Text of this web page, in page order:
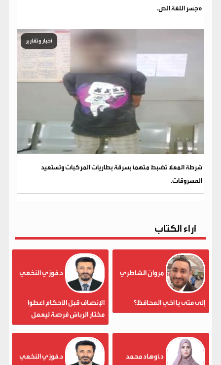
«جسر اللغة الص.
أخبار وتقارير
شرطة المعلا تضبط متهماً بسرقة بطاريات المركبات وتستعيد
المسروقات.
آراء الكتاب
مروان الشاطري
إلى متى يا أخي المحافظ؟
د.فوزي النخعي
الإنصاف قبل الأحكام أعطوا
مختار الرباش فرصة ليعمل
د.أوهاد محمد د.فوزي النخعي